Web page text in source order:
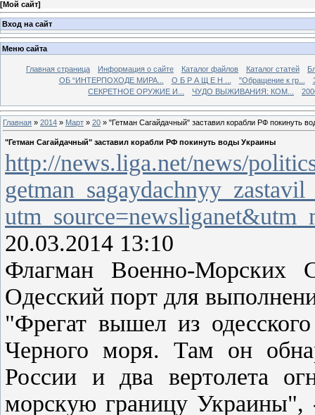
[Мой сайт]
Вход на сайт
Меню сайта
Главная страница Информация о сайте Каталог файлов Каталог статей
ОБ “ИНТЕРПОХОДЕ МИРА...
О Б Р А Щ Е Н ... "Обращение к гр...
СЕКРЕТНОЕ ОРУЖИЕ И...
ЧУДО ВЫЖИВАНИЯ: КОМ...
Главная » 2014 » Март » 20 » "Гетман Сагайдачный" заставил корабли РФ покинуть
"Гетман Сагайдачный" заставил корабли РФ покинуть воды Украины
http://news.liga.net/news/
20.03.2014 13:10
Флагман Военно-Морских
Одесский порт для
"Фрегат вышел из
Черного моря. Там он
России и два вертолета
морскую границу